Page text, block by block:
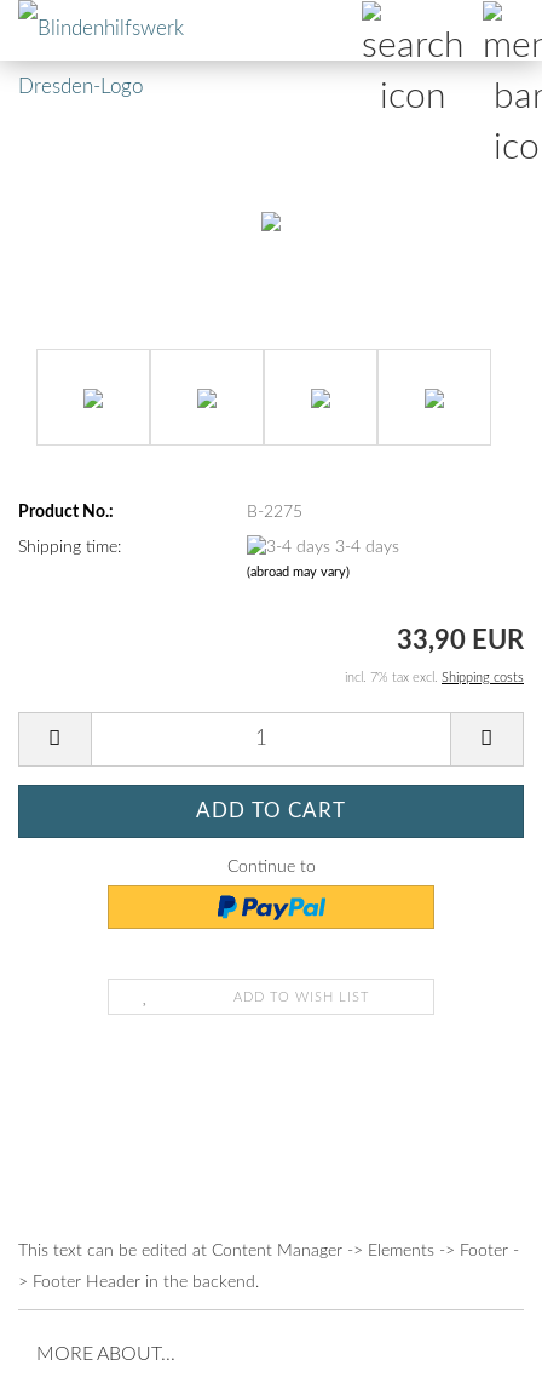
Product No.: B-2275
Shipping time: 3-4 days
(abroad may vary)
33,90 EUR
incl. 7% tax excl. Shipping costs
Continue to
ADD TO WISH LIST
This text can be edited at Content Manager -> Elements -> Footer -
> Footer Header in the backend.
MORE ABOUT...